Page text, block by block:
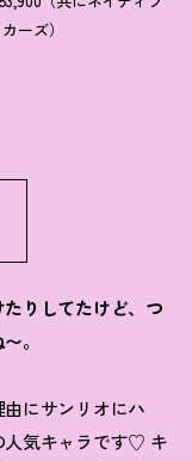
ーズ）
りしてたけど、つ
。
にサンリオにハ
人気キャラです♡ キ